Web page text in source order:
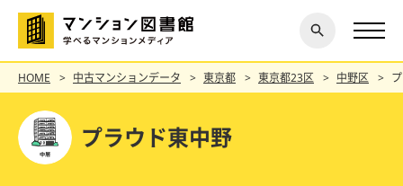
探す
閉じ
る
HOME 中古マンションデータ 東京都 東京都23区 中野区
プラウド東中野